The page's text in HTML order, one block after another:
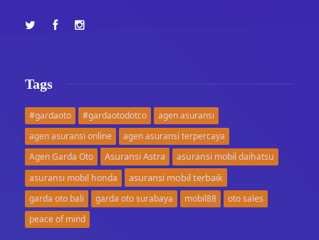
Tags
#gardaoto #gardaotodotco
agen asuransi
agen asuransi online
agen asuransi terpercaya
Agen Garda Oto
Asuransi Astra
asuransi mobil daihatsu
asuransi mobil honda
asuransi mobil terbaik
garda oto bali garda oto surabaya mobil88
oto sales
peace of mind